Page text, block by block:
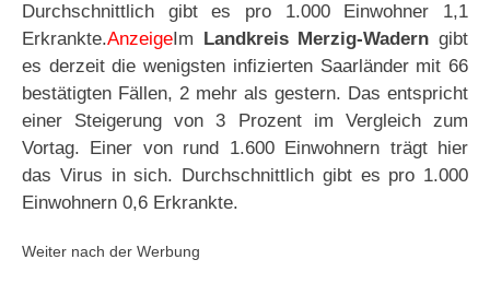
Durchschnittlich gibt es pro 1.000 Einwohner 1,1
Erkrankte.AnzeigeIm Landkreis Merzig-Wadern gibt
es derzeit die wenigsten infizierten Saarländer mit 66
bestätigten Fällen, 2 mehr als gestern. Das entspricht
einer Steigerung von 3 Prozent im Vergleich zum
Vortag. Einer von rund 1.600 Einwohnern trägt hier
das Virus in sich. Durchschnittlich gibt es pro 1.000
Einwohnern 0,6 Erkrankte.
Weiter nach der Werbung